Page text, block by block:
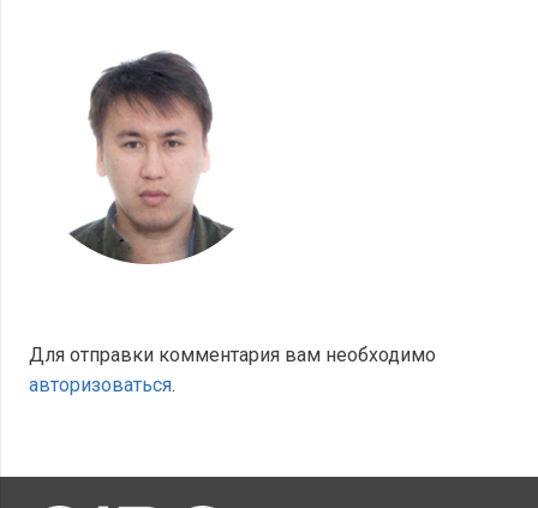
Для отправки комментария вам необходимо
авторизоваться.